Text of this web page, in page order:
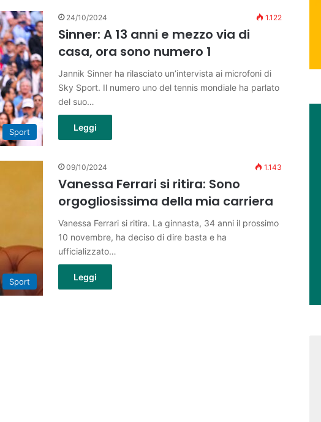
Sport
24/10/2024 1.122
Sinner: A 13 anni e mezzo via di
casa, ora sono numero 1
Jannik Sinner ha rilasciato un’intervista ai microfoni di
Sky Sport. Il numero uno del tennis mondiale ha parlato
del suo…
Leggi
Sport
09/10/2024 1.143
Vanessa Ferrari si ritira: Sono
orgogliosissima della mia carriera
Vanessa Ferrari si ritira. La ginnasta, 34 anni il prossimo
10 novembre, ha deciso di dire basta e ha
ufficializzato…
Leggi